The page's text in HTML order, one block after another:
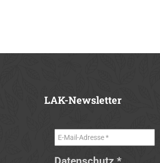
LAK-Newsletter